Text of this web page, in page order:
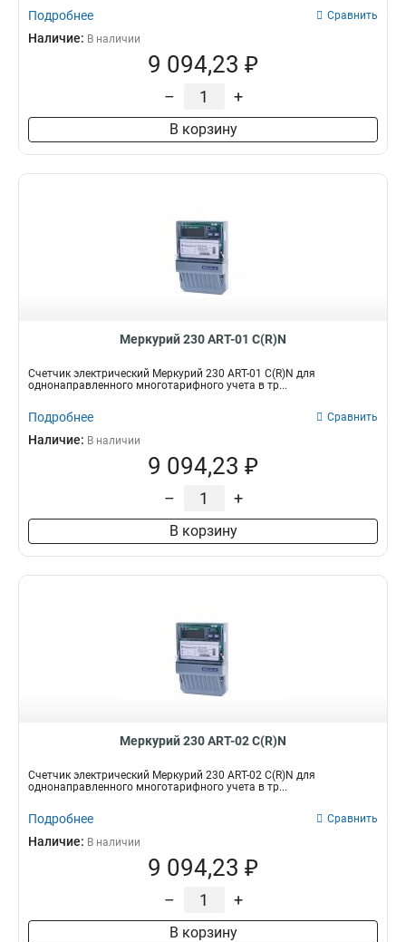
Подробнее Сравнить
Наличие: В наличии
9 094,23 ₽
– +
В корзину
Меркурий 230 АRT-01 С(R)N
Счетчик электрический Меркурий 230 АRT-01 С(R)N для
однонаправленного многотарифного учета в тр...
Подробнее Сравнить
Наличие: В наличии
9 094,23 ₽
– +
В корзину
Меркурий 230 АRT-02 С(R)N
Счетчик электрический Меркурий 230 АRT-02 С(R)N для
однонаправленного многотарифного учета в тр...
Подробнее Сравнить
Наличие: В наличии
9 094,23 ₽
– +
В корзину